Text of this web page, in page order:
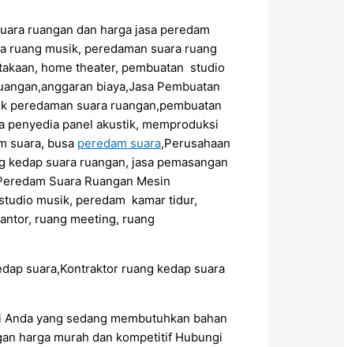
ruangan dan harga jasa peredam
ruang musik, peredaman suara ruang
home theater, pembuatan studio
biaya,Jasa Pembuatan
peredaman suara ruangan,pembuatan
penyedia panel akustik, memproduksi
suara, busa peredam suara,Perusahaan
suara ruangan, jasa pemasangan
Suara Ruangan Mesin
musik, peredam kamar tidur,
ruang meeting, ruang
suara,Kontraktor ruang kedap suara
yang sedang membutuhkan bahan
harga murah dan kompetitif Hubungi